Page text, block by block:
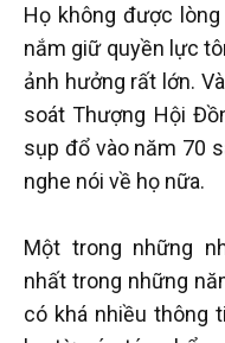
Họ không được
nắm giữ quyền lực
ảnh hưởng rất lớn.
soát Thượng Hội
sụp đổ vào năm 70
nghe nói về họ nữa.
Một trong những
nhất trong những
có khá nhiều thông